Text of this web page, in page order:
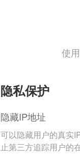
使
隐私保护
隐藏IP地址
可以隐藏用户的真实
止第三方追踪用户的